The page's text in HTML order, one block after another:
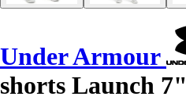
Under Armour
shorts Launch 7"